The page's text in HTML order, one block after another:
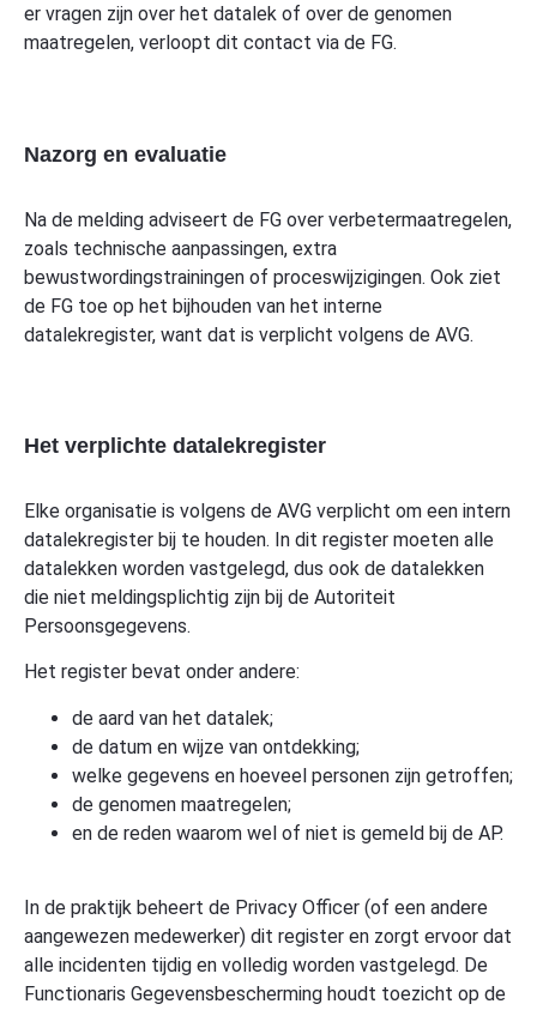
er vragen zijn over het datalek of over de genomen
maatregelen, verloopt dit contact via de FG.
Nazorg en evaluatie
Na de melding adviseert de FG over verbetermaatregelen,
zoals technische aanpassingen, extra
bewustwordingstrainingen of proceswijzigingen. Ook ziet
de FG toe op het bijhouden van het interne
datalekregister, want dat is verplicht volgens de AVG.
Het verplichte datalekregister
Elke organisatie is volgens de AVG verplicht om een intern
datalekregister bij te houden. In dit register moeten alle
datalekken worden vastgelegd, dus ook de datalekken
die niet meldingsplichtig zijn bij de Autoriteit
Persoonsgegevens.
Het register bevat onder andere:
de aard van het datalek;
de datum en wijze van ontdekking;
welke gegevens en hoeveel personen zijn getroffen;
de genomen maatregelen;
en de reden waarom wel of niet is gemeld bij de AP.
In de praktijk beheert de Privacy Officer (of een andere
aangewezen medewerker) dit register en zorgt ervoor dat
alle incidenten tijdig en volledig worden vastgelegd. De
Functionaris Gegevensbescherming houdt toezicht op de